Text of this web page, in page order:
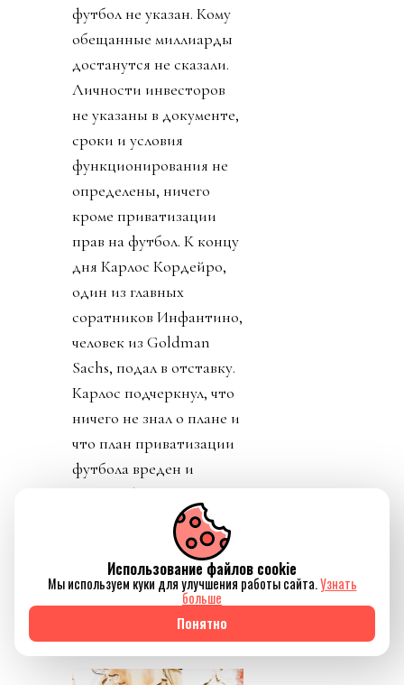
футбол не указан. Кому
обещанные миллиарды
достанутся не сказали.
Личности инвесторов
не указаны в документе,
сроки и условия
функционирования не
определены, ничего
кроме приватизации
прав на футбол. К концу
дня Карлос Кордейро,
один из главных
соратников Инфантино,
человек из Goldman
Sachs, подал в отставку.
Карлос подчеркнул, что
ничего не знал о плане и
что план приватизации
футбола вреден и
должен быть отвергнут.
Политики уровня
премьер-министра
Великобритании
заявляют о
необходимости убрать
Инфантино из ФИФА.
Использование файлов cookie
Мы используем куки для улучшения работы сайта.Узнать
больше
Понятно